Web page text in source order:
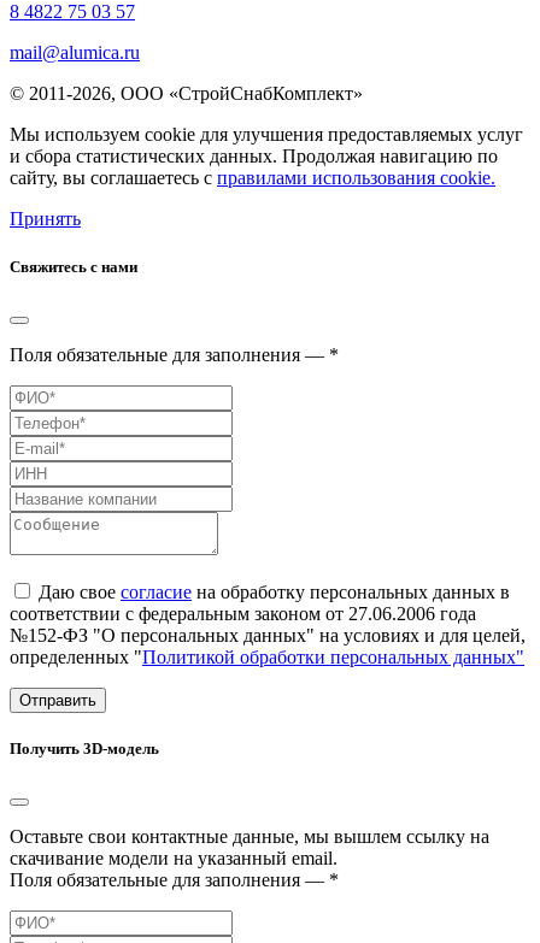
8 4822 75 03 57
mail@alumica.ru
© 2011-2026, ООО «СтройСнабКомплект»
Мы используем cookie для улучшения предоставляемых услуг
и сбора статистических данных. Продолжая навигацию по
сайту, вы соглашаетесь с правилами использования cookie.
Принять
Свяжитесь с нами
Поля обязательные для заполнения — *
Даю свое согласие на обработку персональных данных в
соответствии с федеральным законом от 27.06.2006 года
№152-ФЗ "О персональных данных" на условиях и для целей,
определенных "Политикой обработки персональных данных"
Отправить
Получить 3D-модель
Оставьте свои контактные данные, мы вышлем ссылку на
скачивание модели на указанный email.
Поля обязательные для заполнения — *